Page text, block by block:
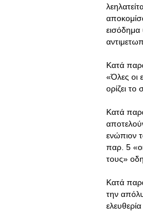
εισόδημα
Κατά
«Όλες οι
ορίζει
Κατά
ενώπιον
παρ. 5
τους»
Κατά
την